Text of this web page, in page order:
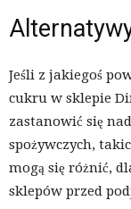
Jeśli z jakiegoś
cukru w sklepie
zastanowić się
spożywczych,
mogą się różnić,
sklepów przed